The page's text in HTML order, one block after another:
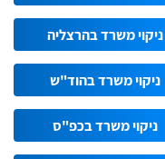
ניקוי משרד בהרצליה
ניקוי משרד בהוד"ש
ניקוי משרד בכפ"ס